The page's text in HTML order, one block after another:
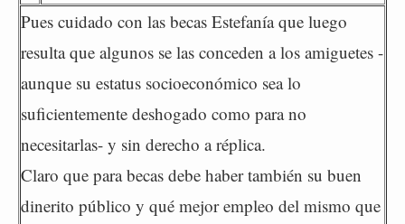
Pues cuidado con las becas Estefanía que luego
resulta que algunos se las conceden a los amiguetes -
aunque su estatus socioeconómico sea lo
suficientemente deshogado como para no
necesitarlas- y sin derecho a réplica.
Claro que para becas debe haber también su buen
dinerito público y qué mejor empleo del mismo que